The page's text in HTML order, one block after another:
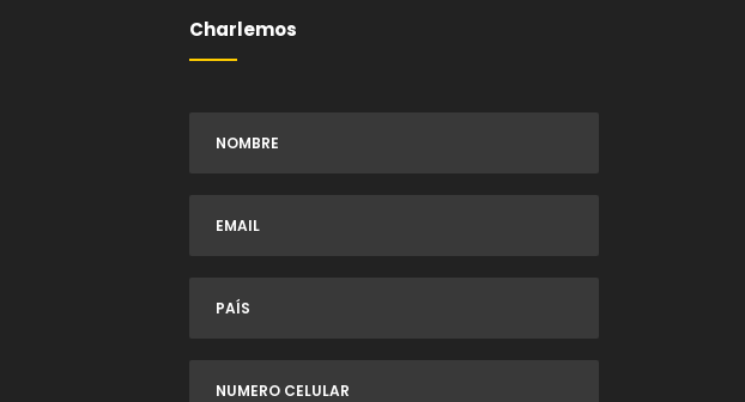
Charlemos